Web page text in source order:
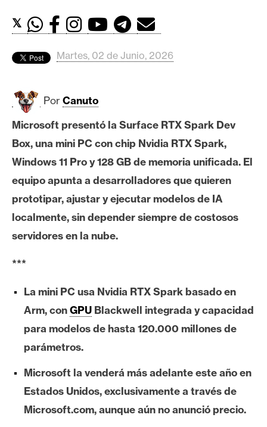
d
s
B
t
c
o
i
n
E
r
e
I
A
𝕏
Martes, 02 de Junio, 2026
Por Canuto
Microsoft presentó la Surface RTX Spark Dev
Box, una mini PC con chip Nvidia RTX Spark,
Windows 11 Pro y 128 GB de memoria unificada. El
equipo apunta a desarrolladores que quieren
prototipar, ajustar y ejecutar modelos de IA
localmente, sin depender siempre de costosos
servidores en la nube.
***
La mini PC usa Nvidia RTX Spark basado en
Arm, conGPU Blackwell integrada y capacidad
para modelos de hasta 120.000 millones de
parámetros.
Microsoft la venderá más adelante este año en
Estados Unidos, exclusivamente a través de
Microsoft.com, aunque aún no anunció precio.